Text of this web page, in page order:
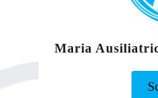
Maria